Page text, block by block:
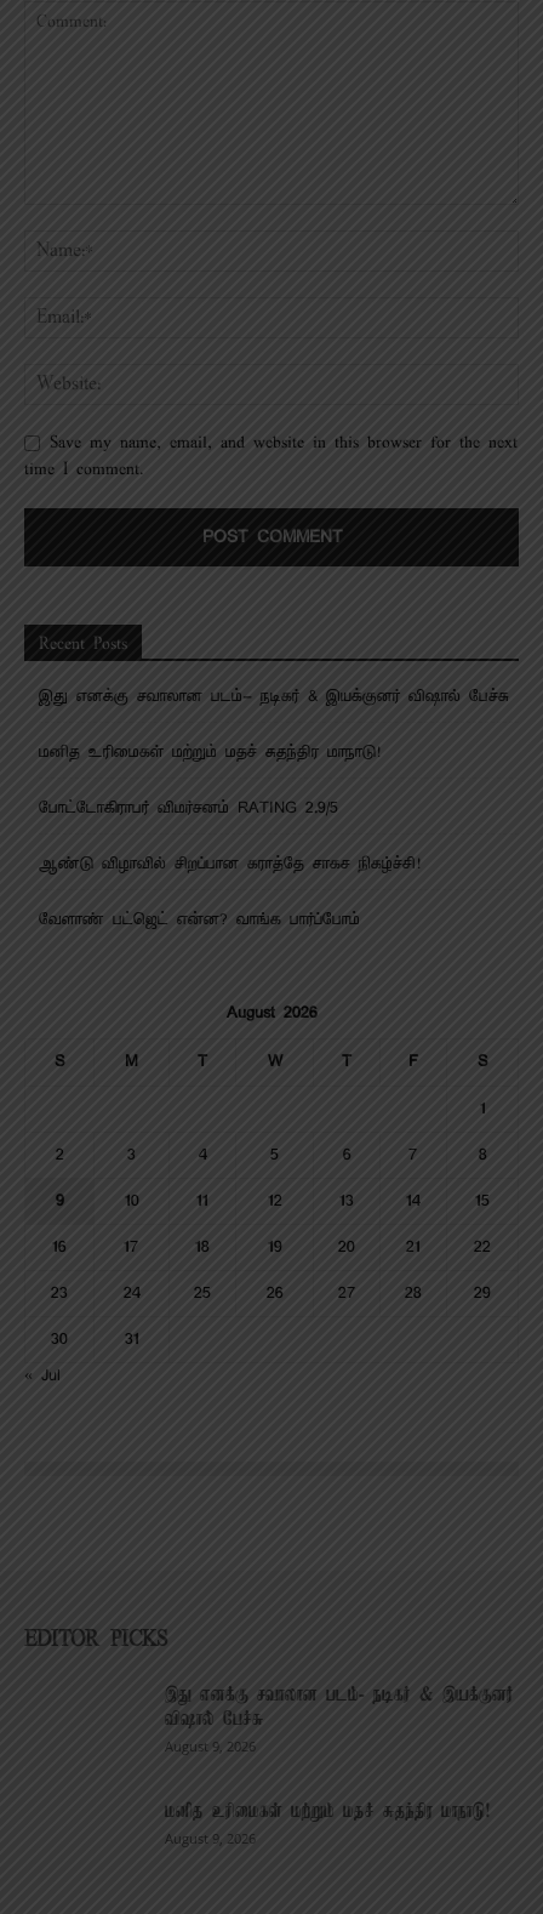
Save my name, email, and website in this browser for the next
time I comment.
Recent Posts
இது எனக்கு சவாலான படம்- நடிகர் & இயக்குனர் விஷால் பேச்சு
மனித உரிமைகள் மற்றும் மதச் சுதந்திர மாநாடு!
போட்டோகிராபர் விமர்சனம் RATING 2.9/5
ஆண்டு விழாவில் சிறப்பான கராத்தே சாகச நிகழ்ச்சி!
வேளாண் பட்ஜெட் என்ன? வாங்க பார்ப்போம்
August 2026
S M T W T F S
1
2 3 4 5 6 7 8
9 10 11 12 13 14 15
16 17 18 19 20 21 22
23 24 25 26 27 28 29
30
31
« Jul
EDITOR PICKS
இது எனக்கு சவாலான படம்- நடிகர் & இயக்குனர்
விஷால் பேச்சு
August 9, 2026
மனித உரிமைகள் மற்றும் மதச் சுதந்திர மாநாடு!
August 9, 2026